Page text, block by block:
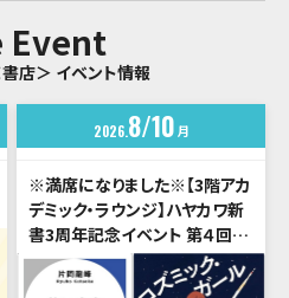
Event
店＞ イベント情報
20268 10 月
※満席になりました※【3階アカ
デミック・ラウンジ】ハヤカワ新
書3周年記念イベント 第４回
「宇宙は希望か、暗黒か？」片岡
龍峰 × 伊与原新